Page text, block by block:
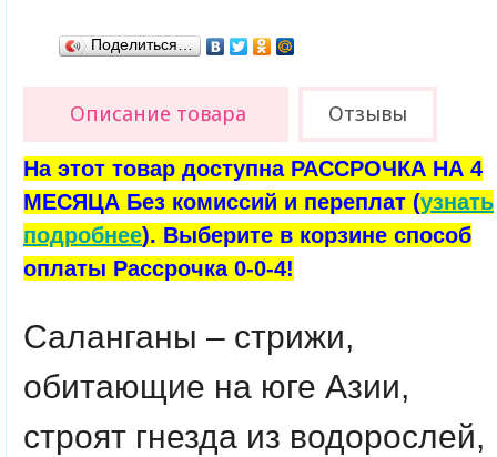
Поделиться…
Описание товара Отзывы
На этот товар доступна РАССРОЧКА НА 4
МЕСЯЦА Без комиссий и переплат (узнать
подробнее). Выберите в корзине способ
оплаты Рассрочка 0-0-4!
Саланганы – стрижи,
обитающие на юге Азии,
строят гнезда из водорослей,